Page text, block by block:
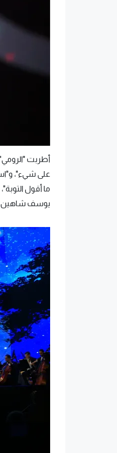
أطربت
على شيء"،
ما أقول
يوسف شاهين.